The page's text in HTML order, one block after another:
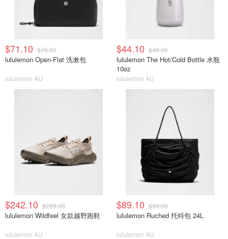
$71.10 $79.00
lululemon Open-Flat 洗漱包
lululemon AU
$44.10 $49.00
lululemon The Hot/Cold Bottle 水瓶
10oz
lululemon AU
$242.10 $269.00
lululemon Wildfeel 女款越野跑鞋
lululemon AU
$89.10 $99.00
lululemon Ruched 托特包 24L
lululemon AU